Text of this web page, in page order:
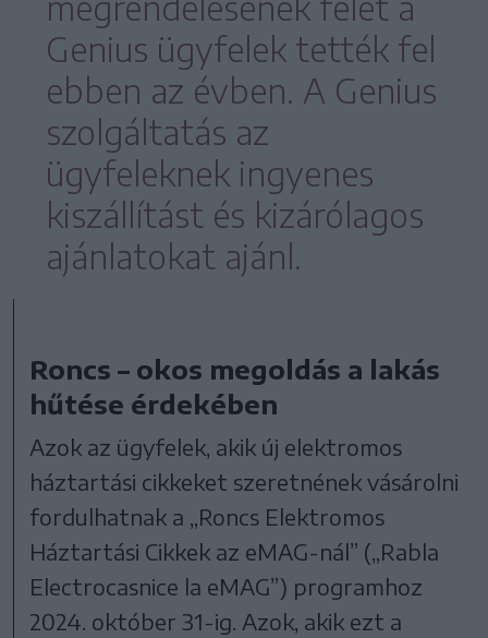
Genius ügyfelek tették fel
ebben az évben. A Genius
szolgáltatás az
ügyfeleknek ingyenes
kiszállítást és kizárólagos
ajánlatokat ajánl.
Roncs – okos megoldás a lakás
hűtése érdekében
Azok az ügyfelek, akik új elektromos
háztartási cikkeket szeretnének vásárolni
fordulhatnak a „Roncs Elektromos
Háztartási Cikkek az eMAG-nál” („Rabla
Electrocasnice la eMAG”) programhoz
2024. október 31-ig. Azok, akik ezt a